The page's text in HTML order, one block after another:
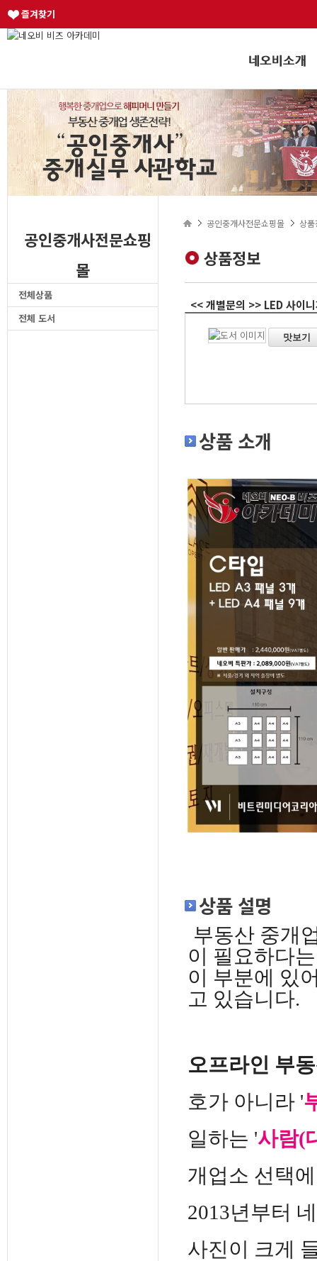
즐겨찾기
공인중개사전문쇼핑
몰
전체상품
전체 도서
공인중개사전문쇼핑몰 상
상품정보
<< 개별문의 >> LED 사이
맛보기
상품 소개
상품 설명
부동산 중개
이 필요하다
이 부분에 있
고 있습니다.
오프라인 부
호가 아니라 '
일하는 '사람(
개업소 선택
2013년부터
사진이 크게